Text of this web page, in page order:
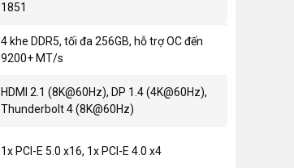
1851
4 khe DDR5, tối đa 256GB, hỗ trợ OC đến
9200+ MT/s
HDMI 2.1 (8K@60Hz), DP 1.4 (4K@60Hz),
Thunderbolt 4 (8K@60Hz)
1x PCI-E 5.0 x16, 1x PCI-E 4.0 x4